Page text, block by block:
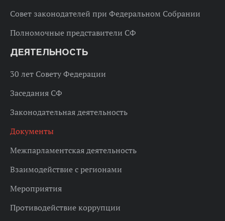
Совет законодателей при Федеральном Собрании
Полномочные представители СФ
ДЕЯТЕЛЬНОСТЬ
30 лет Совету Федерации
Заседания СФ
Законодательная деятельность
Документы
Межпарламентская деятельность
Взаимодействие с регионами
Мероприятия
Противодействие коррупции